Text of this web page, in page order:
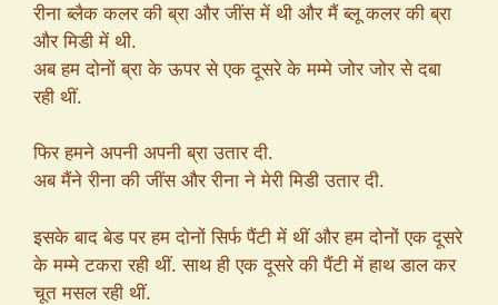
रीना ब्लैक कलर की ब्रा और जींस में थी और मैं ब्लू कलर की ब्रा
और मिडी में थी.
अब हम दोनों ब्रा के ऊपर से एक दूसरे के मम्मे जोर जोर से दबा
रही थीं.
फिर हमने अपनी अपनी ब्रा उतार दी.
अब मैंने रीना की जींस और रीना ने मेरी मिडी उतार दी.
इसके बाद बेड पर हम दोनों सिर्फ पैंटी में थीं और हम दोनों एक दूसरे
के मम्मे टकरा रही थीं. साथ ही एक दूसरे की पैंटी में हाथ डाल कर
चूत मसल रही थीं.